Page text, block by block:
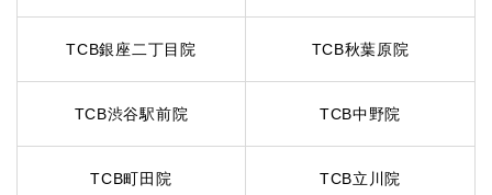
TCB銀座二丁目院 TCB秋葉原院
TCB渋谷駅前院 TCB中野院
TCB町田院 TCB立川院